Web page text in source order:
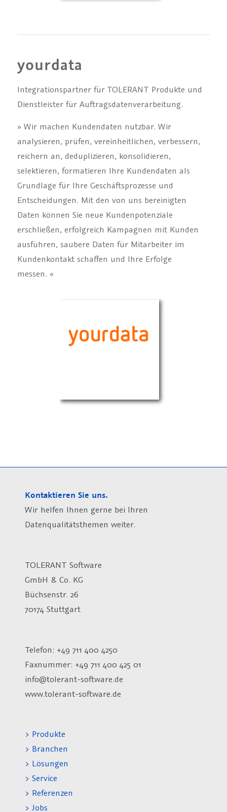
yourdata
Integrationspartner für TOLERANT Produkte und
Dienstleister für Auftragsdatenverarbeitung.
» Wir machen Kundendaten nutzbar. Wir
analysieren, prüfen, vereinheitlichen, verbessern,
reichern an, deduplizieren, konsolidieren,
selektieren, formatieren Ihre Kundendaten als
Grundlage für Ihre Geschäftsprozesse und
Entscheidungen. Mit den von uns bereinigten
Daten können Sie neue Kundenpotenziale
erschließen, erfolgreich Kampagnen mit Kunden
ausführen, saubere Daten für Mitarbeiter im
Kundenkontakt schaffen und Ihre Erfolge
messen. «
Kontaktieren Sie uns.
Wir helfen Ihnen gerne bei Ihren
Datenqualitätsthemen weiter.
TOLERANT Software
GmbH & Co. KG
Büchsenstr. 26
70174 Stuttgart
Telefon: +49 711 400 4250
Faxnummer: +49 711 400 425 01
info@tolerant-software.de
www.tolerant-software.de
> Produkte
> Branchen
> Lösungen
> Service
> Referenzen
> Jobs